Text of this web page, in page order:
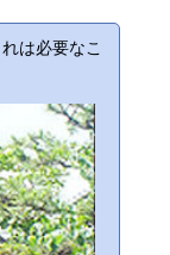
は必要なこ